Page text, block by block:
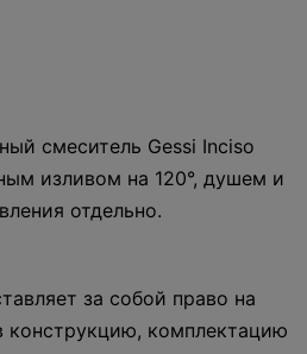
смеситель Gessi Inciso
изливом на 120°, душем и
отдельно.
за собой право на
конструкцию, комплектацию